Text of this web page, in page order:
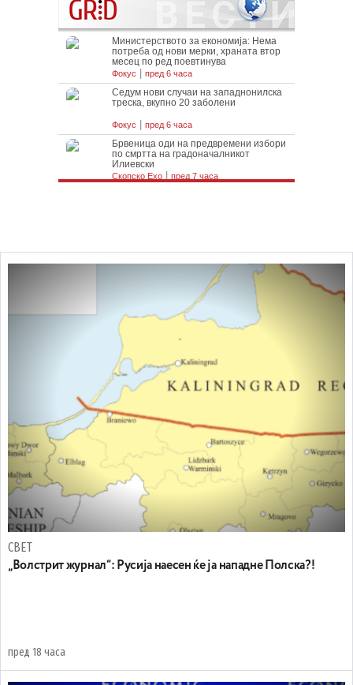
СВЕТ
„Волстрит журнал“: Русија наесен ќе ја нападне Полска?!
пред 18 часа